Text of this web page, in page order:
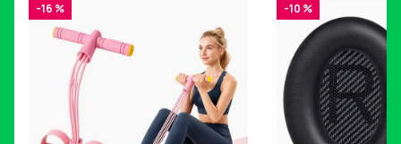
-16 % -10 %